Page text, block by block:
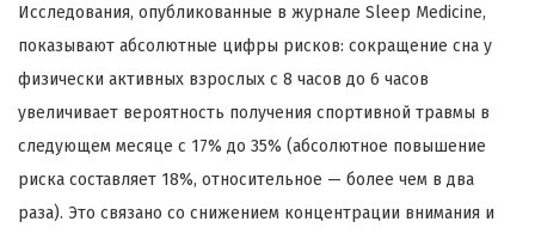
Исследования, опубликованные в журнале Sleep Medicine,
показывают абсолютные цифры рисков: сокращение сна у
физически активных взрослых с 8 часов до 6 часов
увеличивает вероятность получения спортивной травмы в
следующем месяце с 17% до 35% (абсолютное повышение
риска составляет 18%, относительное — более чем в два
раза). Это связано со снижением концентрации внимания и